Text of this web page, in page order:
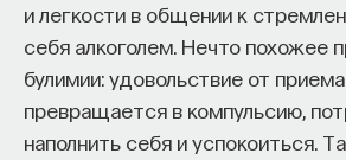
и легкости в общении к
себя алкоголем. Нечто похожее
булимии: удовольствие от
превращается в компульсию,
наполнить себя и успокоиться.